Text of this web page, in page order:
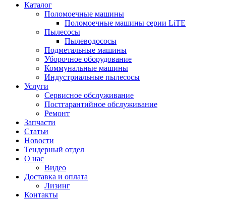
Каталог
Поломоечные машины
Поломоечные машины серии LiTE
Пылесосы
Пылеводососы
Подметальные машины
Уборочное оборудование
Коммунальные машины
Индустриальные пылесосы
Услуги
Сервисное обслуживание
Постгарантийное обслуживание
Ремонт
Запчасти
Статьи
Новости
Тендерный отдел
О нас
Видео
Доставка и оплата
Лизинг
Контакты